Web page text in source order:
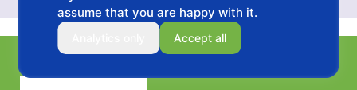
assume that you are happy with it.
Accept all